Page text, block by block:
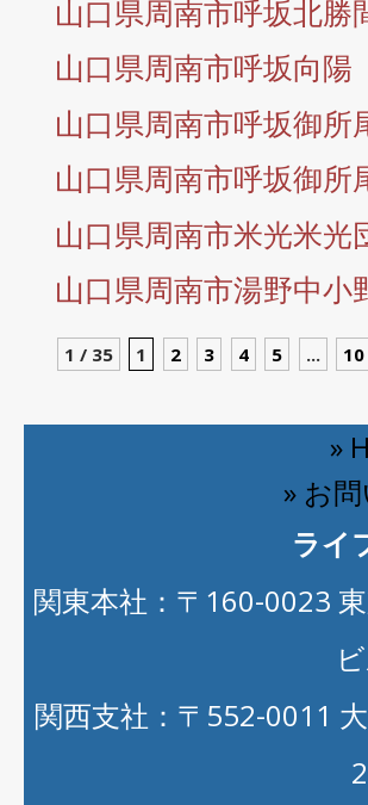
山口県周南市呼坂北勝
山口県周南市呼坂向陽
山口県周南市呼坂御所
山口県周南市呼坂御所
山口県周南市米光米光
山口県周南市湯野中小
1 / 35 1 2 3 4 5 ... 10
»
» お
ライ
関東本社：〒160-0023
関西支社：〒552-0011